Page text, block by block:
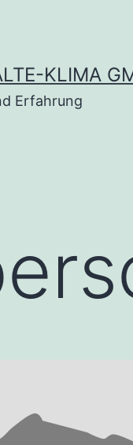
KLIMA
Erfahrung